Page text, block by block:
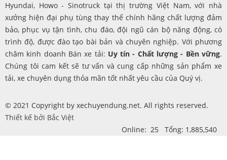
Hyundai, Howo - Sinotruck tại thị trường Việt Nam, với nhà
xưởng hiện đại phụ tùng thay thế chính hãng chất lượng đảm
bảo, phục vụ tận tình, chu đáo, đội ngũ cán bộ năng động, có
trình độ, được đào tạo bài bản và chuyên nghiệp. Với phương
châm kinh doanh Bán xe tải: Uy tín - Chất lượng - Bền vững.
Chúng tôi cam kết sẽ tư vấn và cung cấp những sản phẩm xe
tải, xe chuyên dụng thỏa mãn tốt nhất yêu cầu của Quý vị.
© 2021 Copyright by xechuyendung.net. All rights reserved.
Thiết kế bởi Bắc Việt
Online: 25 Tổng: 1,885,540